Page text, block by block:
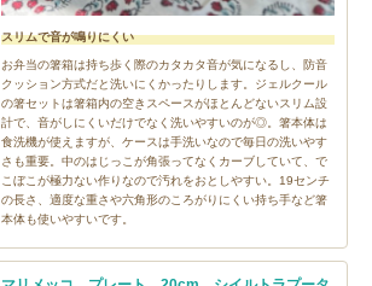
スリムで音が鳴りにくい
お弁当の箸箱は持ち歩く際のカタカタ音が気になるし、防音
クッション方式だと洗いにくかったりします。ジェルクール
の箸セットは箸箱内の空きスペースがほとんどないスリム設
計で、音がしにくいだけでなく洗いやすいのが◎。箸本体は
食洗機が使えますが、ケースは手洗いなので毎日の洗いやす
さも重要。中のはじっこが角張ってなくカーブしていて、で
こぼこが極力ない作りなので汚れをおとしやすい。19センチ
の長さ、適度な重さや六角形のころがりにくい持ち手など箸
本体も使いやすいです。